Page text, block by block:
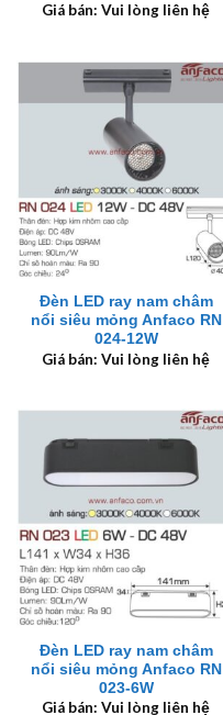
Giá bán: Vui lòng liên hệ
Đèn LED ray nam châm
nổi siêu mỏng Anfaco RN
024-12W
Giá bán: Vui lòng liên hệ
Đèn LED ray nam châm
nổi siêu mỏng Anfaco RN
023-6W
Giá bán: Vui lòng liên hệ